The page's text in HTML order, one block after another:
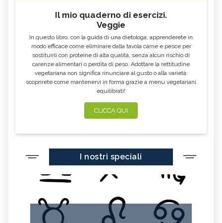
Il mio quaderno di esercizi.
Veggie
In questo libro, con la guida di una dietologa, apprenderete in
modo efficace come eliminare dalla tavola carne e pesce per
sostituirli con proteine di alta qualità, senza alcun rischio di
carenze alimentari o perdita di peso. Adottare la rettitudine
vegetariana non significa rinunciare al gusto o alla varietà:
scoprirete come mantenervi in forma grazie a menu vegetariani
equilibrati!
CLICCA QUI
I nostri speciali